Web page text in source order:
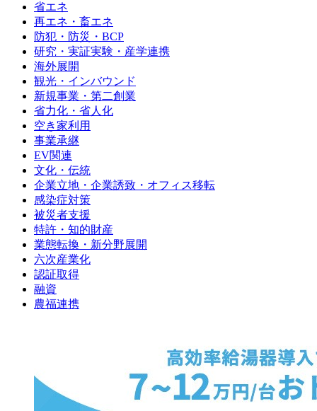
省エネ
再エネ・畜エネ
防犯・防災・BCP
研究・実証実験・産学連携
海外展開
観光・インバウンド
新規事業・第二創業
省力化・省人化
空き家利用
事業承継
EV関連
文化・伝統
企業立地・企業誘致・オフィス移転
感染症対策
被災者支援
特許・知的財産
業態転換・新分野展開
六次産業化
認証取得
融資
農福連携